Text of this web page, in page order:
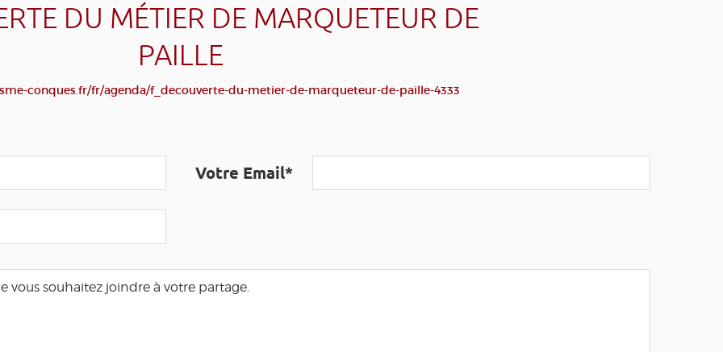
DU MÉTIER DE MARQUETEUR DE
PAILLE
conques.fr/fr/agenda/f_decouverte-du-metier-de-marqueteur-de-paille-4333
Votre Email*